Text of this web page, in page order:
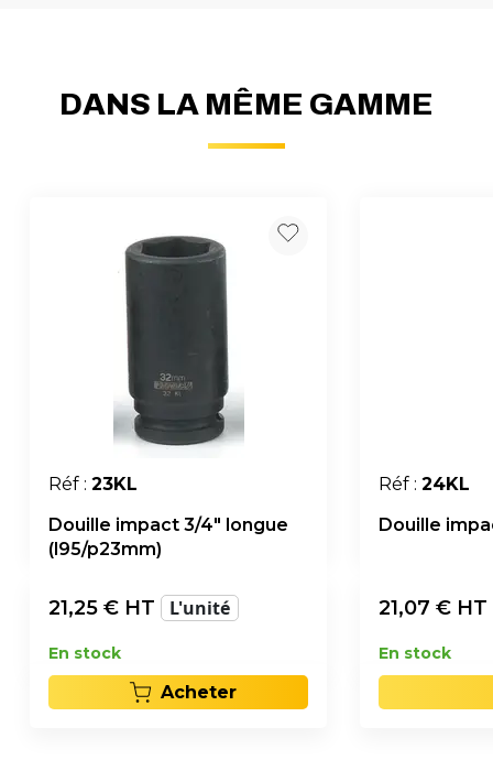
DANS LA MÊME GAMME
Réf : 23KL
Douille impact 3/4" longue
(l95/p23mm)
21,25 € HT L'unité
En stock
Acheter
Réf : 24KL
Douille
21,07 € HT
En stock